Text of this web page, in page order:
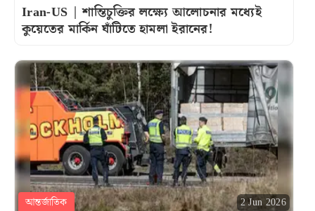
Iran-US | শান্তিচুক্তির লক্ষ্যে আলোচনার মধ্যেই
কুয়েতের মার্কিন ঘাঁটিতে হামলা ইরানের!
আন্তর্জাতিক 2 Jun 2026